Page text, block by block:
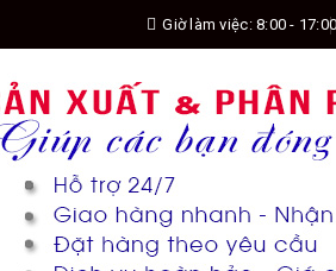
Giờ làm việc: 8:00 - 17:00